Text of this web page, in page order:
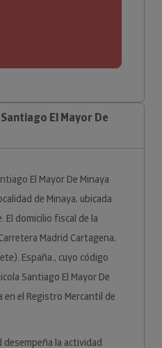
El Mayor De
El Mayor De Minaya
de Minaya, ubicada
El domicilio fiscal de la
Madrid Cartagena,
España., cuyo código
Santiago El Mayor De
en el Registro Mercantil de
desempeña la actividad